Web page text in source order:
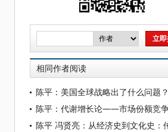
相同作者阅读
陈平：美国全球战略出了什么问题？